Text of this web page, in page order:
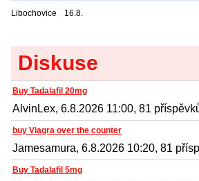
Libochovice 16.8.
Diskuse
Buy Tadalafil 20mg
AlvinLex, 6.8.2026 11:00, 81
buy Viagra over the counter
Jamesamura, 6.8.2026 10:20, 81
Buy Tadalafil 5mg